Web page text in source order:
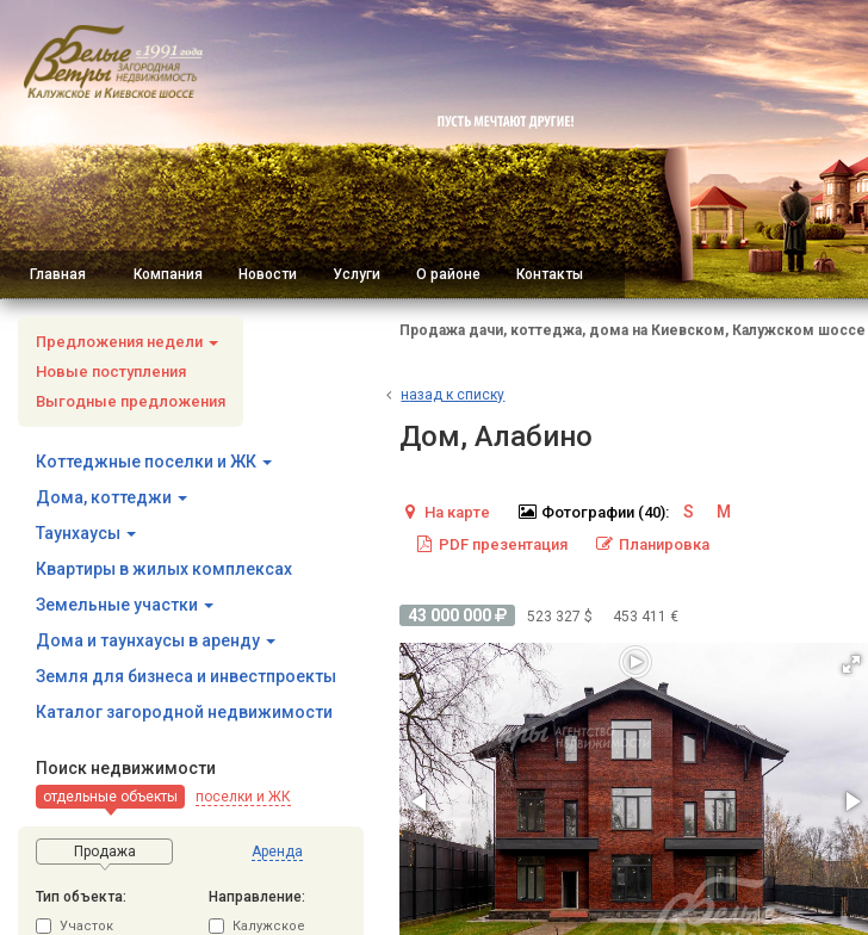
Главная Компания Новости Услуги О районе Контакты
Предложения недели
Новые поступления
Выгодные предложения
Коттеджные поселки и ЖК
Дома, коттеджи
Таунхаусы
Квартиры в жилых комплексах
Земельные участки
Дома и таунхаусы в аренду
Земля для бизнеса и инвестпроекты
Каталог загородной недвижимости
Поиск недвижимости
отдельные объекты поселки и ЖК
Продажа Аренда
Тип объекта:
Участок
Направление:
Калужское
Продажа дачи, коттеджа, дома на Киевском, Калужском шоссе
назад к списку
Дом, Алабино
На карте Фотографии (40): S M
PDF презентация Планировка
43 000 000 523 327 $ 453 411 €